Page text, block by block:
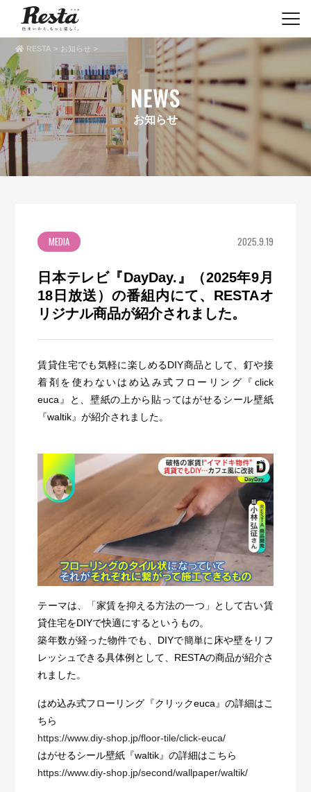
NEWS
お知らせ
RESTA お知らせ
MEDIA 2025.9.19
日本テレビ『DayDay.』（2025年9月
18日放送）の番組内にて、RESTAオ
リジナル商品が紹介されました。
賃貸住宅でも気軽に楽しめるDIY商品として、釘や接
着剤を使わないはめ込み式フローリング『click
euca』と、壁紙の上から貼ってはがせるシール壁紙
『waltik』が紹介されました。
テーマは、「家賃を抑える方法の一つ」として古い賃
貸住宅をDIYで快適にするというもの。
築年数が経った物件でも、DIYで簡単に床や壁をリフ
レッシュできる具体例として、RESTAの商品が紹介さ
れました。
はめ込み式フローリング『クリックeuca』の詳細はこ
ちら
https://www.diy-shop.jp/floor-tile/click-euca/
はがせるシール壁紙『waltik』の詳細はこちら
https://www.diy-shop.jp/second/wallpaper/waltik/